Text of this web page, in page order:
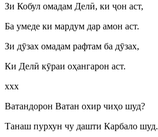
Зи Кобул омадам Делӣ, ки ҷон аст,
Ба умеде ки мардум дар амон аст.
Зи дӯзах омадам рафтам ба дӯзах,
Ки Делӣ кӯраи оҳангарон аст.
ххх
Ватандорон Ватан охир чиҳо шуд?
Танаш пурхун чу дашти Карбало шуд.